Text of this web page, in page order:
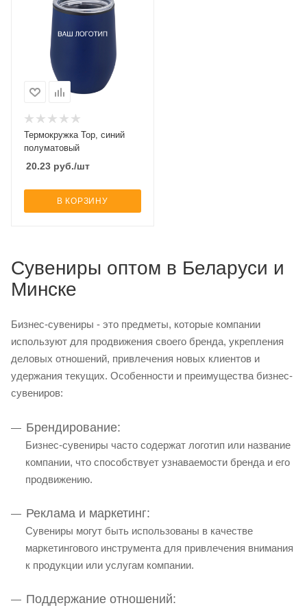
Термокружка Top, синий
полуматовый
20.23 руб./шт
В КОРЗИНУ
Сувениры оптом в Беларуси и
Минске
Бизнес-сувениры - это предметы, которые компании
используют для продвижения своего бренда, укрепления
деловых отношений, привлечения новых клиентов и
удержания текущих. Особенности и преимущества бизнес-
сувениров:
Брендирование:
Бизнес-сувениры часто содержат логотип или название
компании, что способствует узнаваемости бренда и его
продвижению.
Реклама и маркетинг:
Сувениры могут быть использованы в качестве
маркетингового инструмента для привлечения внимания
к продукции или услугам компании.
Поддержание отношений: